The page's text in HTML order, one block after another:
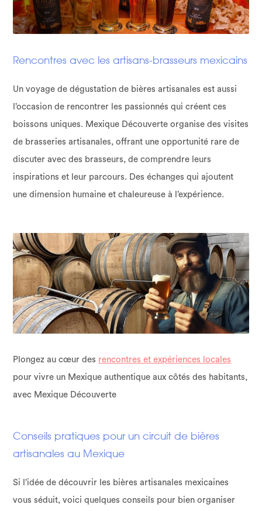
Rencontres avec les artisans-brasseurs mexicains
Un voyage de dégustation de bières artisanales est aussi
l’occasion de rencontrer les passionnés qui créent ces
boissons uniques. Mexique Découverte organise des visites
de brasseries artisanales, offrant une opportunité rare de
discuter avec des brasseurs, de comprendre leurs
inspirations et leur parcours. Des échanges qui ajoutent
une dimension humaine et chaleureuse à l’expérience.
Plongez au cœur des rencontres et expériences locales
pour vivre un Mexique authentique aux côtés des habitants,
avec Mexique Découverte
Conseils pratiques pour un circuit de bières
artisanales au Mexique
Si l’idée de découvrir les bières artisanales mexicaines
vous séduit, voici quelques conseils pour bien organiser